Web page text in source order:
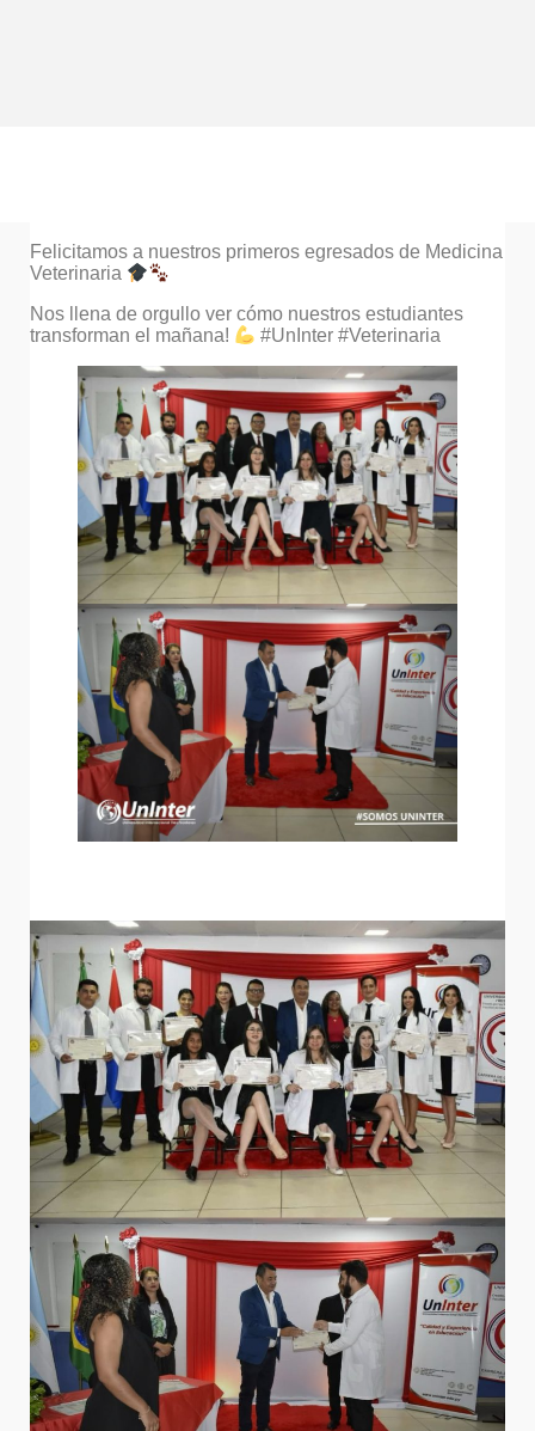
Felicitamos a nuestros primeros egresados de Medicina
Veterinaria
Nos llena de orgullo ver cómo nuestros estudiantes
transforman el mañana!
#UnInter #Veterinaria